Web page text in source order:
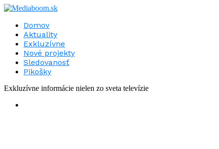
Domov
Aktuality
Exkluzívne
Nové projekty
Sledovanosť
Pikošky
Exkluzívne informácie nielen zo sveta televízie